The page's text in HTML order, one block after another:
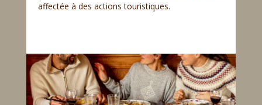
affectée à des actions touristiques.